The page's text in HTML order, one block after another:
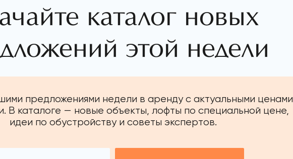
каталог новых
этой недели
предложениями недели в аренду с актуальными ценами
В каталоге — новые объекты, лофты по специальной цене,
идеи по обустройству и советы экспертов.